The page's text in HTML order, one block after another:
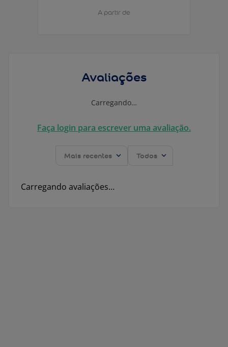
A partir de
Avaliações
Carregando…
Faça login para escrever uma avaliação.
Mais recentes Todos
Carregando avaliações…